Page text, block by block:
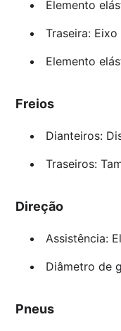
Elemento
Traseira:
Elemento
Freios
Dianteiros:
Traseiros:
Direção
Assistência:
Diâmetro de
Pneus